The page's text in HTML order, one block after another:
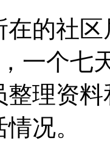
在的社
一个七
整理资
况。